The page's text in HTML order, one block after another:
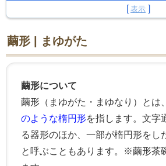
繭形 | まゆがた
繭形 | まゆがた
繭形について
繭形（まゆがた・まゆなり）とは
のような楕円形を指します。文字
る器形のほか、一部が楕円形をし
と呼ぶこともあります。※繭形茶